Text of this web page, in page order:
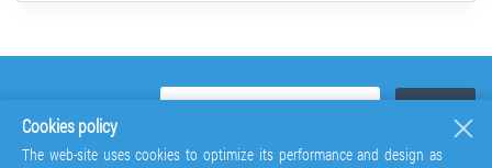
Cookies policy
The web-site uses cookies to optimize its performance and design as